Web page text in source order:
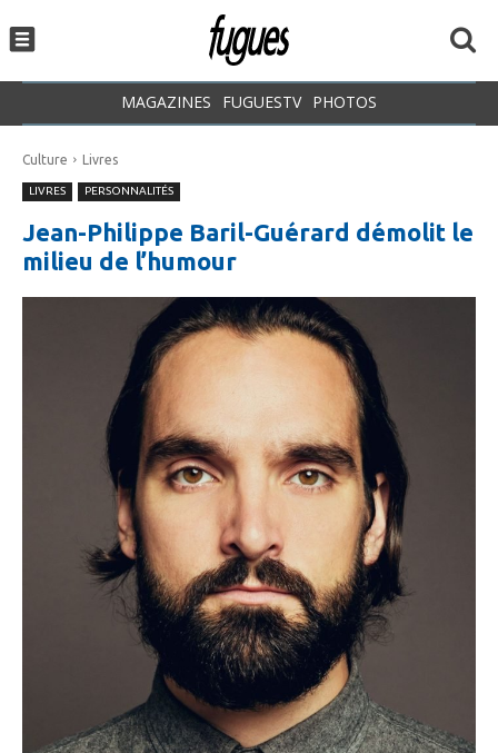
MAGAZINES FUGUESTV PHOTOS
Culture Livres
LIVRES PERSONNALITÉS
Jean-Philippe Baril-Guérard démolit le
milieu de l’humour